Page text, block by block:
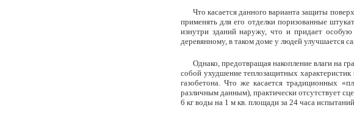
Что касается данного варианта защиты
применять для его отделки поризованные
изнутри зданий наружу, что и придает
деревянному, в таком доме у людей улучшается
Однако, предотвращая накопление влаги на
собой ухудшение теплозащитных
газобетона. Что же касается традиционных
различным данным), практически отсутствует
6 кг воды на 1 м кв. площади за 24 часа